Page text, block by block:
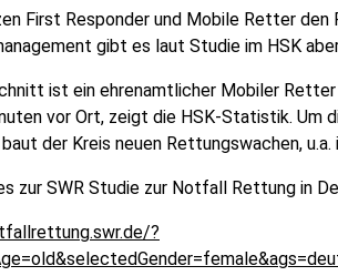
First Responder und Mobile Retter den
gibt es laut Studie im HSK
ist ein ehrenamtlicher Mobiler
vor Ort, zeigt die HSK-Statistik. Um
der Kreis neuen Rettungswachen, u.a.
zur SWR Studie zur Notfall Rettung in
?